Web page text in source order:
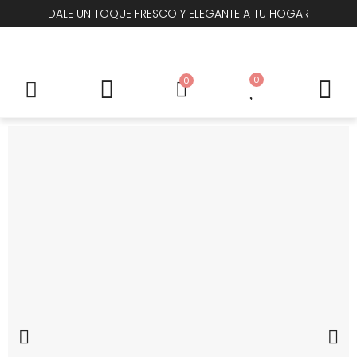
DALE UN TOQUE FRESCO Y ELEGANTE A TU HOGAR
0 0